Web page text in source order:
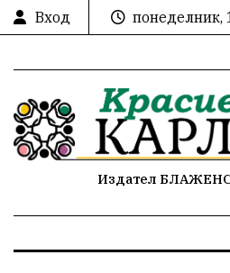
Вход
понеделник,
Издател